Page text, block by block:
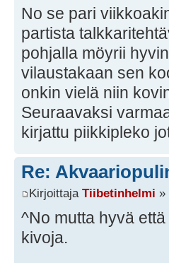
No se pari
partista
pohjalla möyrii
vilaustakaan sen
onkin vielä niin
Seuraavaksi
kirjattu piikkipleko
Re:
Kirjoittaja Tiibetinhelmi »
^No mutta hyvä
kivoja.